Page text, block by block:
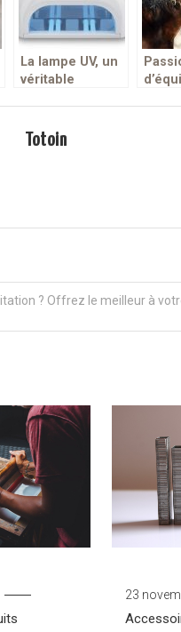
photo
La lampe UV, un
véritable
pour le séchoir
des ongles et
Totoin
? Offrez le meilleur à
23